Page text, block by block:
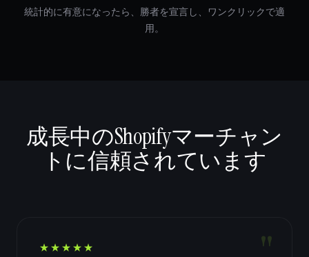
統計的に有意になったら、勝者を宣言し、ワンクリックで適
用。
成長中のShopifyマーチャン
トに信頼されています
★★★★★